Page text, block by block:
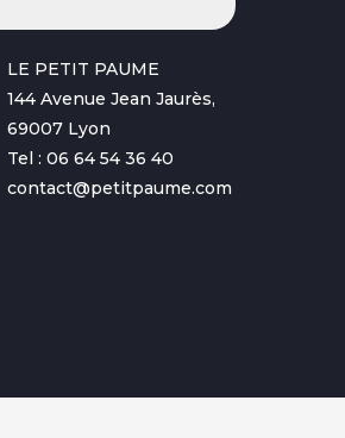
LE PETIT PAUME
144 Avenue Jean Jaurès,
69007 Lyon
Tel : 06 64 54 36 40
contact@petitpaume.com